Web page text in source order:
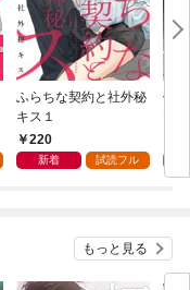
ふらちな契約と社外秘
キス１
220
新着 試読フル
俺
た
版
もっと見る